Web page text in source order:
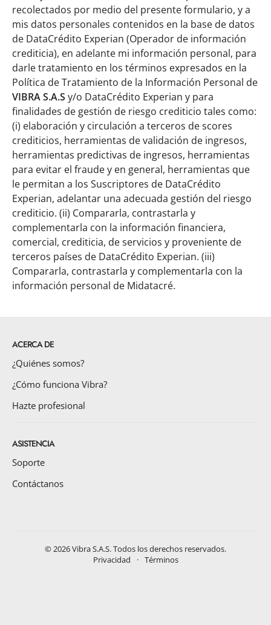
recolectados por medio del presente formulario, y a
mis datos personales contenidos en la base de datos
de DataCrédito Experian (Operador de información
crediticia), en adelante mi información personal, para
darle tratamiento en los términos expresados en la
Política de Tratamiento de la Información Personal de
VIBRA S.A.S y/o DataCrédito Experian y para
finalidades de gestión de riesgo crediticio tales como:
(i) elaboración y circulación a terceros de scores
crediticios, herramientas de validación de ingresos,
herramientas predictivas de ingresos, herramientas
para evitar el fraude y en general, herramientas que
le permitan a los Suscriptores de DataCrédito
Experian, adelantar una adecuada gestión del riesgo
crediticio. (ii) Compararla, contrastarla y
complementarla con la información financiera,
comercial, crediticia, de servicios y proveniente de
terceros países de DataCrédito Experian. (iii)
Compararla, contrastarla y complementarla con la
información personal de Midatacré.
ACERCA DE
¿Quiénes somos?
¿Cómo funciona Vibra?
Hazte profesional
ASISTENCIA
Soporte
Contáctanos
©2026Vibra S.A.S. Todos los derechos reservados.
Privacidad
· Términos